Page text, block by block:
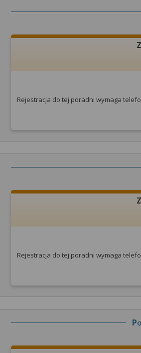
Rejestracja do tej poradni wymaga
Rejestracja do tej poradni wymaga